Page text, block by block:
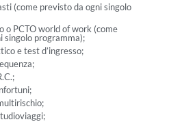
(come previsto da ogni singolo
o PCTO world of work (come
singolo programma);
e test d’ingresso;